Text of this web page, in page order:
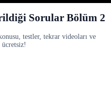
Sorular Bölüm 2
testler, tekrar videoları ve